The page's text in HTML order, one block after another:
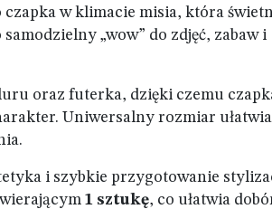
czapka w klimacie misia, która
„wow” do zdjęć, zabaw i
oraz futerka, dzięki czemu
Uniwersalny rozmiar ułatwia
i szybkie przygotowanie
1 sztukę, co ułatwia